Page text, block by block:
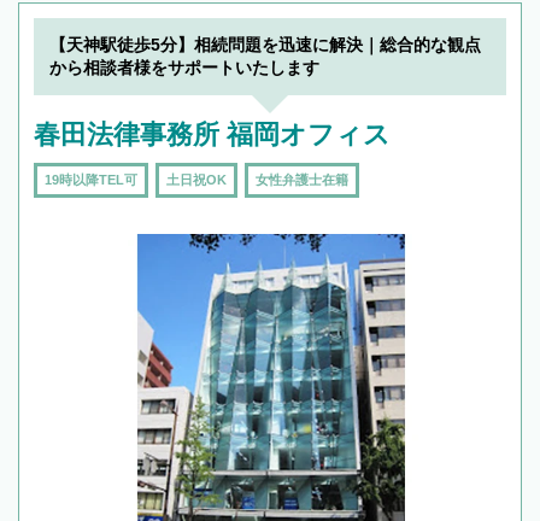
【天神駅徒歩5分】相続問題を迅速に解決｜総合的な観点
から相談者様をサポートいたします
春田法律事務所 福岡オフィス
19時以降TEL可 土日祝OK 女性弁護士在籍